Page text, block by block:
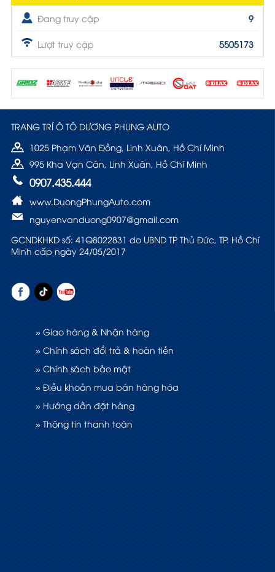
Đang truy cập 9
Lượt truy cập 5505173
TRANG TRÍ Ô TÔ DƯƠNG PHỤNG AUTO
1025 Phạm Văn Đồng, Linh Xuân, Hồ Chí Minh
995 Kha Vạn Cân, Linh Xuân, Hồ Chí Minh
0907.435.444
www.DuongPhungAuto.com
nguyenvanduong0907@gmail.com
GCNDKHKD số: 41Q8022831 do UBND TP Thủ Đức, TP. Hồ Chí
Minh cấp ngày 24/05/2017
» Giao hàng & Nhận hàng
» Chính sách đổi trả & hoàn tiền
» Chính sách bảo mật
» Điều khoản mua bán hàng hóa
» Hướng dẫn đặt hàng
» Thông tin thanh toán